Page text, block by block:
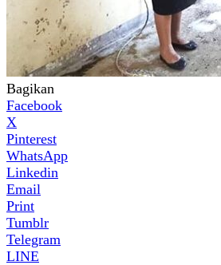
Bagikan
Facebook
X
Pinterest
WhatsApp
Linkedin
Email
Print
Tumblr
Telegram
LINE